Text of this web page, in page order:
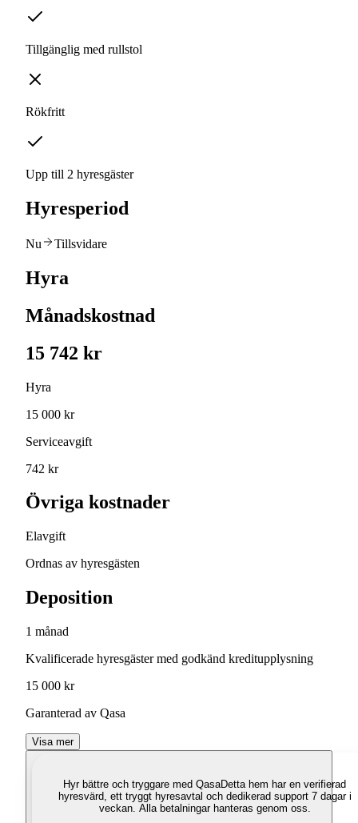
Tillgänglig med rullstol
Rökfritt
Upp till 2 hyresgäster
Hyresperiod
Nu Tillsvidare
Hyra
Månadskostnad
15 742 kr
Hyra
15 000 kr
Serviceavgift
742 kr
Övriga kostnader
Elavgift
Ordnas av hyresgästen
Deposition
1 månad
Kvalificerade hyresgäster med godkänd kreditupplysning
15 000 kr
Garanterad av Qasa
Visa mer
Hyr bättre och tryggare med QasaDetta hem har en verifierad
hyresvärd, ett tryggt hyresavtal och dedikerad support 7 dagar i
veckan. Alla betalningar hanteras genom oss.